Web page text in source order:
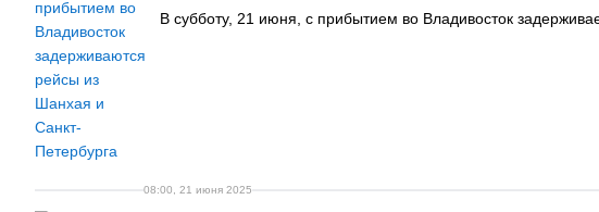
В субботу, 21 июня, с прибытием во Владивосток
08:00, 21 июня 2025